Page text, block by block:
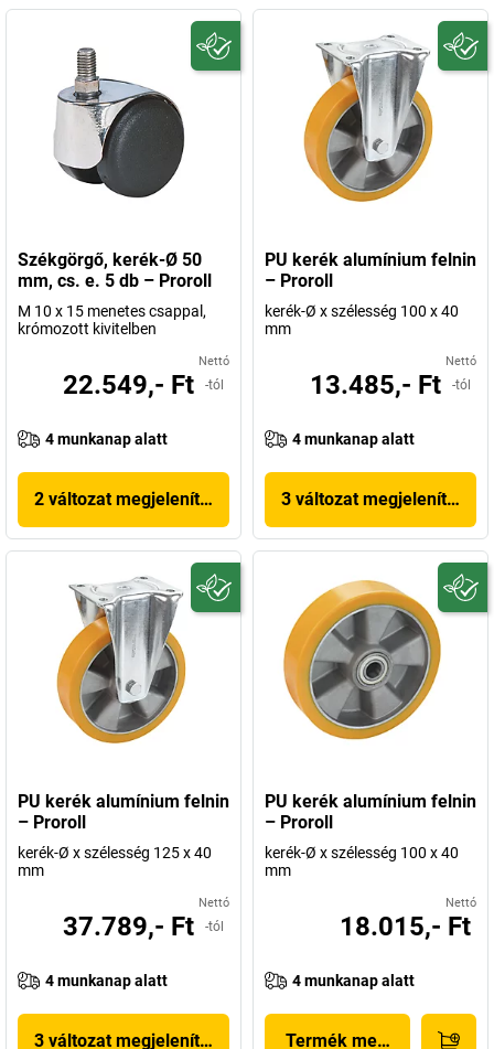
Székgörgő, kerék-Ø 50
mm, cs. e. 5 db – Proroll
M 10 x 15 menetes csappal,
krómozott kivitelben
Nettó
22.549,- Ft -tól
4 munkanap alatt
2 változat megjelenítése
PU kerék alumínium felnin
– Proroll
kerék-Ø x szélesség 100 x 40
mm
Nettó
13.485,- Ft -tól
4 munkanap alatt
3 változat megjelenítése
PU kerék alumínium felnin
– Proroll
kerék-Ø x szélesség 125 x 40
mm
Nettó
37.789,- Ft -tól
4 munkanap alatt
3 változat megjelenítése
PU kerék alumínium felnin
– Proroll
kerék-Ø x szélesség 100 x 40
mm
Nettó
18.015,- Ft
4 munkanap alatt
Termék megjelenítése